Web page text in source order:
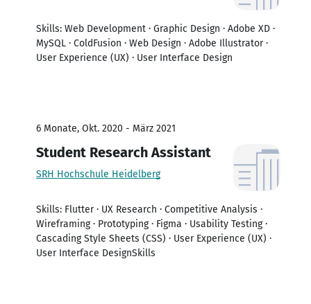
Skills: Web Development · Graphic Design · Adobe XD ·
MySQL · ColdFusion · Web Design · Adobe Illustrator ·
User Experience (UX) · User Interface Design
6 Monate, Okt. 2020 - März 2021
Student Research Assistant
SRH Hochschule Heidelberg
Skills: Flutter · UX Research · Competitive Analysis ·
Wireframing · Prototyping · Figma · Usability Testing ·
Cascading Style Sheets (CSS) · User Experience (UX) ·
User Interface DesignSkills